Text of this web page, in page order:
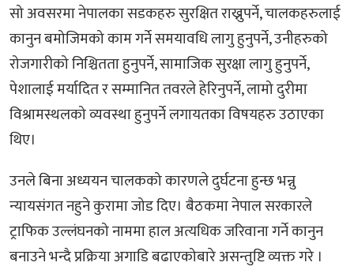
सो अवसरमा नेपालका सडकहरु सुरक्षित राख्नुपर्ने, चालकहरुलाई
कानुन बमोजिमको काम गर्ने समयावधि लागु हुनुपर्ने, उनीहरुको
रोजगारीको निश्चितता हुनुपर्ने, सामाजिक सुरक्षा लागु हुनुपर्ने,
पेशालाई मर्यादित र सम्मानित तवरले हेरिनुपर्ने, लामो दुरीमा
विश्रामस्थलको व्यवस्था हुनुपर्ने लगायतका विषयहरु उठाएका
थिए।
उनले बिना अध्ययन चालकको कारणले दुर्घटना हुन्छ भन्नु
न्यायसंगत नहुने कुरामा जोड दिए। बैठकमा नेपाल सरकारले
ट्राफिक उल्लंघनको नाममा हाल अत्यधिक जरिवाना गर्ने कानुन
बनाउने भन्दै प्रक्रिया अगाडि बढाएकोबारे असन्तुष्टि व्यक्त गरे ।